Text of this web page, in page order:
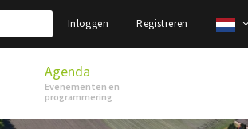
Inloggen Registreren
Agenda
Evenementen en
programmering